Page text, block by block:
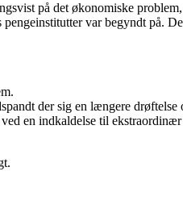
på det økonomiske
var begyndt på.
der sig en længere
en indkaldelse til